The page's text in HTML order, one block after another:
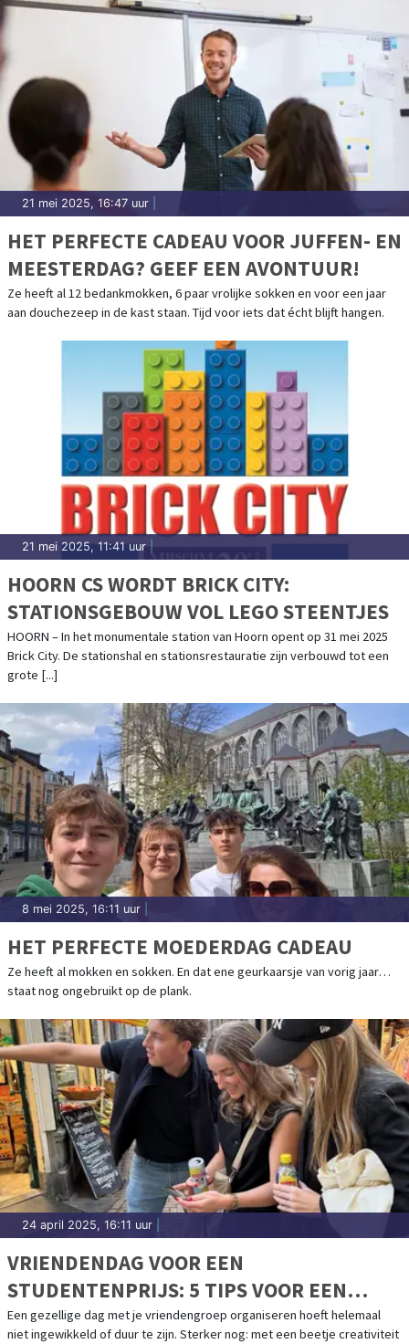
21 mei 2025, 16:47 uur
HET PERFECTE CADEAU VOOR JUFFEN- EN
MEESTERDAG? GEEF EEN AVONTUUR!
Ze heeft al 12 bedankmokken, 6 paar vrolijke sokken en voor een jaar
aan douchezeep in de kast staan. Tijd voor iets dat écht blijft hangen.
21 mei 2025, 11:41 uur
HOORN CS WORDT BRICK CITY:
STATIONSGEBOUW VOL LEGO STEENTJES
HOORN – In het monumentale station van Hoorn opent op 31 mei 2025
Brick City. De stationshal en stationsrestauratie zijn verbouwd tot een
grote [...]
8 mei 2025, 16:11 uur
HET PERFECTE MOEDERDAG CADEAU
Ze heeft al mokken en sokken. En dat ene geurkaarsje van vorig jaar…
staat nog ongebruikt op de plank.
24 april 2025, 16:11 uur
VRIENDENDAG VOOR EEN
STUDENTENPRIJS: 5 TIPS VOOR EEN
ONVERGETELIJK UITJE
Een gezellige dag met je vriendengroep organiseren hoeft helemaal
niet ingewikkeld of duur te zijn. Sterker nog: met een beetje creativiteit